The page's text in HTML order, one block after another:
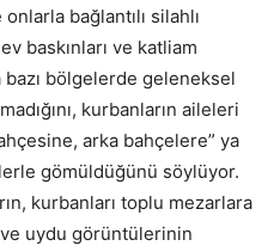
bağlantılı silahlı
baskınları ve katliam
bazı bölgelerde geleneksel
kurbanların aileleri
arka bahçelere” ya
gömüldüğünü söylüyor.
kurbanları toplu mezarlara
uydu görüntülerinin